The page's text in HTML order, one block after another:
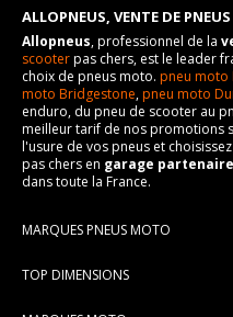
ALLOPNEUS, VENTE DE
Allopneus, professionnel de la
scooterpas chers, est le leader
choix de pneus moto. pneu moto
moto Bridgestone,pneu moto
enduro, du pneu de scooter au
meilleur tarif de nos promotions
l'usure de vos pneus et
pas chers en garage partenaire
dans toute la France.
MARQUES PNEUS MOTO
TOP DIMENSIONS